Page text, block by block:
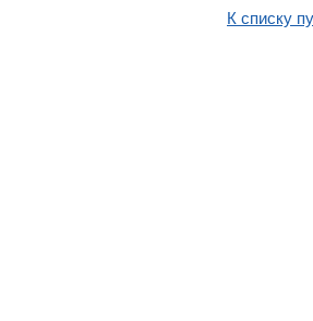
К списку